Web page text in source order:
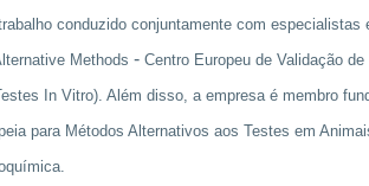
conduzido conjuntamente com
Methods - Centro Europeu de Validação
In Vitro). Além disso, a empresa é membro
para Métodos Alternativos aos Testes em